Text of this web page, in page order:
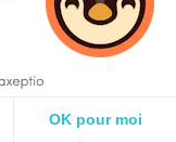
OK pour moi
2 personnes
consultent
actuellement cette